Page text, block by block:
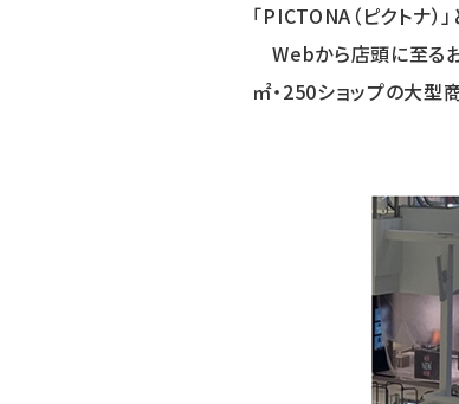
「PICTONA（ピクトナ
Webから店頭に至る
㎡・250ショップの大型